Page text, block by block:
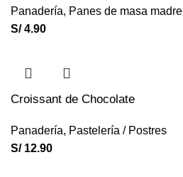
Panadería, Panes de masa madre
S/4.90
Croissant de Chocolate
Panadería, Pastelería / Postres
S/12.90